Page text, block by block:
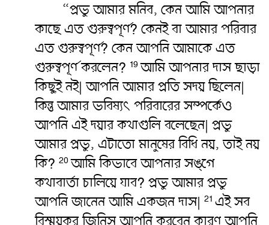
“প্রভু আমার মনিব, কেন আমি আপনার
কাছে এত গুরুত্বপূর্ণ? কেনই বা আমার পরিবার
এত গুরুত্বপূর্ণ? কেন আপনি আমাকে এত
গুরুত্বপূর্ণ করলেন? 19আমি আপনার দাস ছাড়া
কিছুই নই| আপনি আমার প্রতি সদয় ছিলেন|
কিন্তু আমার ভবিষ্যৎ পরিবারের সম্পর্কেও
আপনি এই দয়ার কথাগুলি বলেছেন| প্রভু
আমার প্রভু, এটাতো মানুষের বিধি নয়, তাই নয়
কি? 20আমি কিভাবে আপনার সঙ্গে
কথাবার্তা চালিয়ে যাব? প্রভু আমার প্রভু
আপনি জানেন আমি একজন দাস| 21 এই সব
বিস্ময়কর জিনিস আপনি করবেন কারণ আপনি